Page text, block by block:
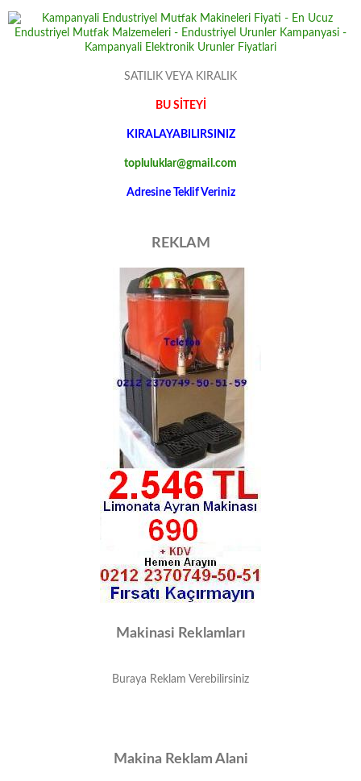
SATILIK VEYA KIRALIK
BU SİTEYİ
KIRALAYABILIRSINIZ
topluluklar@gmail.com
Adresine Teklif Veriniz
REKLAM
Makinasi Reklamları
Buraya Reklam Verebilirsiniz
Makina Reklam Alani